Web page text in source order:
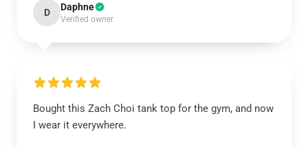
D Daphne
Verified owner
Bought this Zach Choi tank top for the gym, and now
I wear it everywhere.